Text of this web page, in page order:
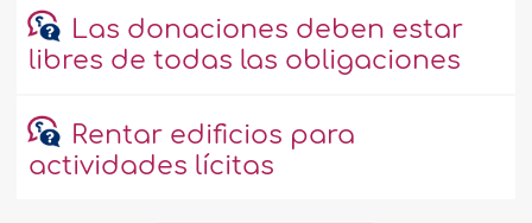
Las donaciones deben estar
libres de todas las obligaciones
Rentar edificios para
actividades lícitas